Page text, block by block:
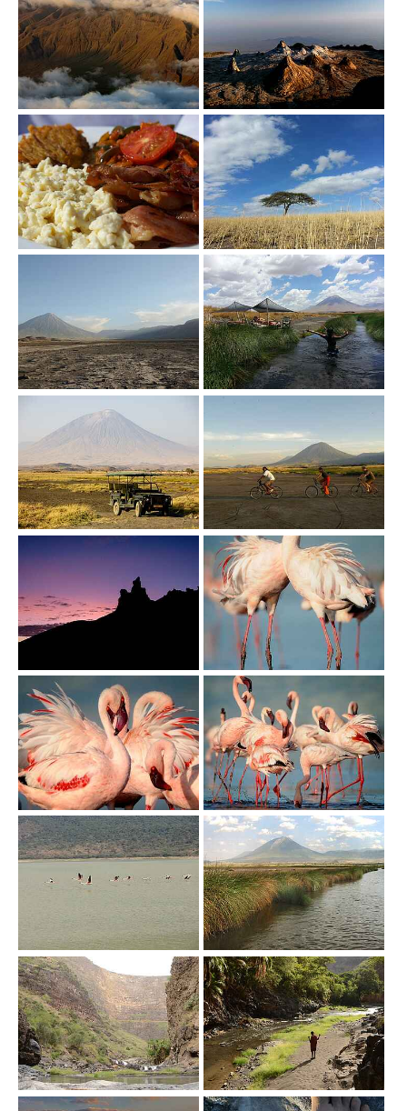
Show larger version Show larger version
Show larger version
Show larger version
Show larger version Show larger version
Show larger version Show larger version
Show larger version Show larger version
Show larger version Show larger version